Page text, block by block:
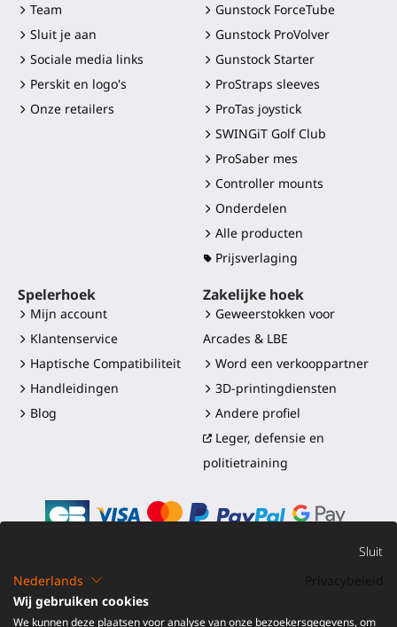
Team
Sluit je aan
Sociale media links
Perskit en logo's
Onze retailers
Gunstock ForceTube
Gunstock ProVolver
Gunstock Starter
ProStraps sleeves
ProTas joystick
SWINGiT Golf Club
ProSaber mes
Controller mounts
Onderdelen
Alle producten
Prijsverlaging
Spelerhoek
Mijn account
Klantenservice
Haptische Compatibiliteit
Handleidingen
Blog
Zakelijke hoek
Geweerstokken voor
Arcades & LBE
Word een verkooppartner
3D-printingdiensten
Andere profiel
Leger, defensie en
politietraining
©2016-2026 - ProTubeVR™
Verzending en douanerechten
Sluit
Nederlands
Wij gebruiken cookies
We kunnen deze plaatsen voor analyse van onze bezoekersgegevens, om